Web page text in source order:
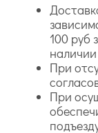
100 руб
При
При